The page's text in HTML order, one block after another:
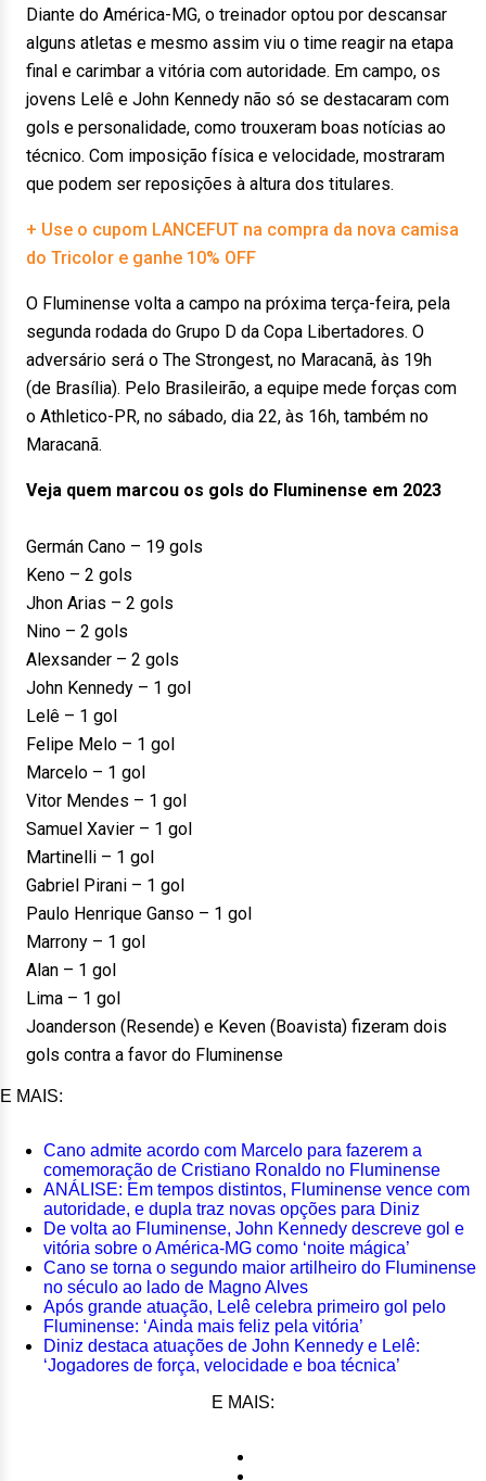
Diante do América-MG, o treinador optou por descansar
alguns atletas e mesmo assim viu o time reagir na etapa
final e carimbar a vitória com autoridade. Em campo, os
jovens Lelê e John Kennedy não só se destacaram com
gols e personalidade, como trouxeram boas notícias ao
técnico. Com imposição física e velocidade, mostraram
que podem ser reposições à altura dos titulares.
+ Use o cupom LANCEFUT na compra da nova camisa
do Tricolor e ganhe 10% OFF
O Fluminense volta a campo na próxima terça-feira, pela
segunda rodada do Grupo D da Copa Libertadores. O
adversário será o The Strongest, no Maracanã, às 19h
(de Brasília). Pelo Brasileirão, a equipe mede forças com
o Athletico-PR, no sábado, dia 22, às 16h, também no
Maracanã.
Veja quem marcou os gols do Fluminense em 2023
Germán Cano – 19 gols
Keno – 2 gols
Jhon Arias – 2 gols
Nino – 2 gols
Alexsander – 2 gols
John Kennedy – 1 gol
Lelê – 1 gol
Felipe Melo – 1 gol
Marcelo – 1 gol
Vitor Mendes – 1 gol
Samuel Xavier – 1 gol
Martinelli – 1 gol
Gabriel Pirani – 1 gol
Paulo Henrique Ganso – 1 gol
Marrony – 1 gol
Alan – 1 gol
Lima – 1 gol
Joanderson (Resende) e Keven (Boavista) fizeram dois
gols contra a favor do Fluminense
E MAIS:
Cano admite acordo com Marcelo para fazerem a
comemoração de Cristiano Ronaldo no Fluminense
ANÁLISE: Em tempos distintos, Fluminense vence com
autoridade, e dupla traz novas opções para Diniz
De volta ao Fluminense, John Kennedy descreve gol e
vitória sobre o América-MG como ‘noite mágica’
Cano se torna o segundo maior artilheiro do Fluminense
no século ao lado de Magno Alves
Após grande atuação, Lelê celebra primeiro gol pelo
Fluminense: ‘Ainda mais feliz pela vitória’
Diniz destaca atuações de John Kennedy e Lelê:
‘Jogadores de força, velocidade e boa técnica’
E MAIS: